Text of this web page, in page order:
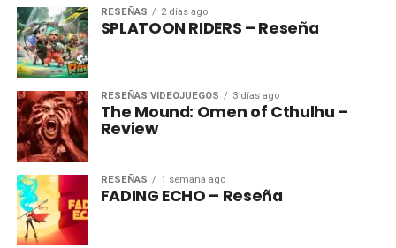
RESEÑAS 2 días ago
SPLATOON RIDERS – Reseña
RESEÑAS VIDEOJUEGOS 3 días ago
The Mound: Omen of Cthulhu –
Review
RESEÑAS 1 semana ago
FADING ECHO – Reseña